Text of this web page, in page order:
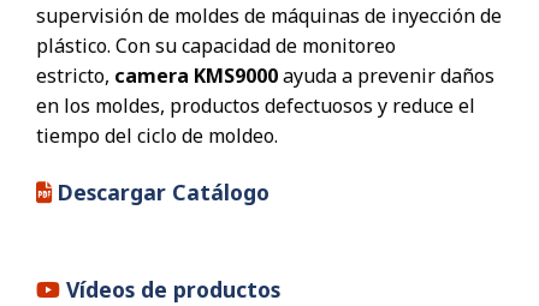
supervisión de moldes de máquinas de inyección de
plástico. Con su capacidad de monitoreo
estricto, camera KMS9000ayuda a prevenir daños
en los moldes, productos defectuosos y reduce el
tiempo del ciclo de moldeo.
Descargar Catálogo
Vídeos de productos